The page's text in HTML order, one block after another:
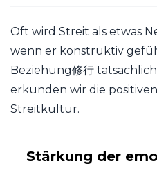
Oft wird Streit als etwas
wenn er konstruktiv
Beziehung修行
erkunden wir die
Streitkultur.
Stärkung der